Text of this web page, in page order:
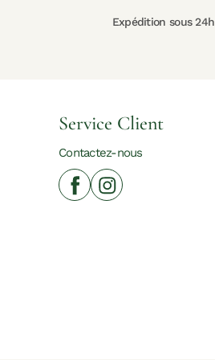
Expédition sous 24h
Service Client
Contactez-nous